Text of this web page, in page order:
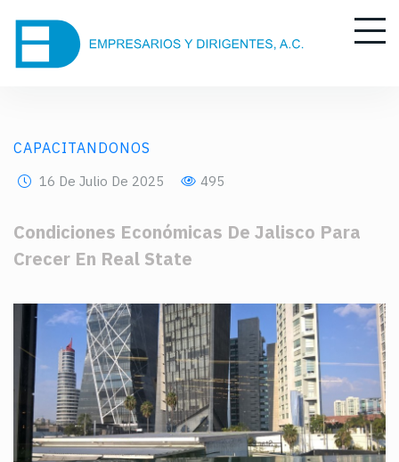
CAPACITANDONOS
16 De Julio De 2025 495
Condiciones Económicas De Jalisco Para
Crecer En Real State